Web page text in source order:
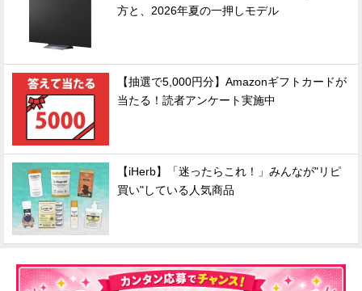
方と、2026年夏の一押しモデル
【抽選で5,000円分】Amazonギフトカードが
当たる！読者アンケート実施中
【iHerb】「迷ったらこれ！」みんなが"リピ
買い"している人気商品